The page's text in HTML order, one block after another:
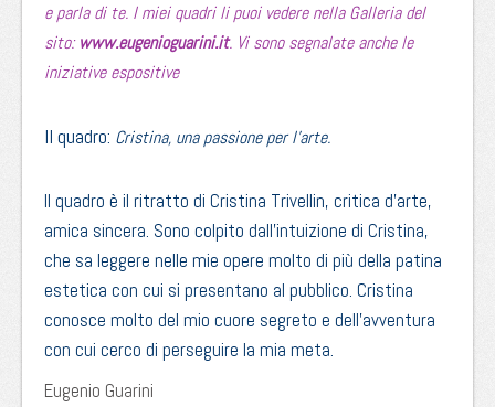
e parla di te. I miei quadri li puoi vedere nella Galleria del
sito:www.eugenioguarini.it. Vi sono segnalate anche le
iniziative espositive
Il quadro: Cristina, una passione per l’arte.
Il quadro è il ritratto di Cristina Trivellin, critica d’arte,
amica sincera. Sono colpito dall’intuizione di Cristina,
che sa leggere nelle mie opere molto di più della patina
estetica con cui si presentano al pubblico. Cristina
conosce molto del mio cuore segreto e dell’avventura
con cui cerco di perseguire la mia meta.
Eugenio Guarini